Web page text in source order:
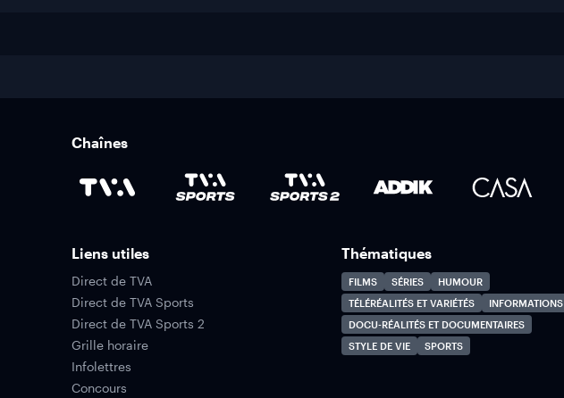
Chaînes
Liens utiles
Direct de TVA
Direct de TVA Sports
Direct de TVA Sports 2
Grille horaire
Infolettres
Concours
Thématiques
FILMS SÉRIES
HUMOUR
TÉLÉRÉALITÉS ET VARIÉTÉS
INFORMATIONS
DOCU-RÉALITÉS ET DOCUMENTAIRES
STYLE DE VIE
SPORTS